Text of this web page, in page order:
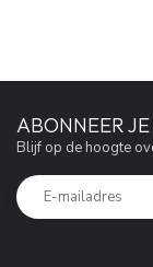
ABONNEER
Blijf op de hoogte